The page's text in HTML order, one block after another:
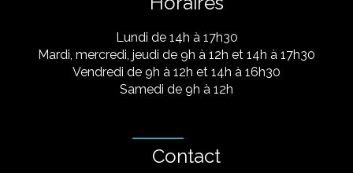
Lundi de 14h à 17h30
Mardi, mercredi, jeudi de 9h à 12h et 14h à 17h30
Vendredi de 9h à 12h et 14h à 16h30
Samedi de 9h à 12h
Contact